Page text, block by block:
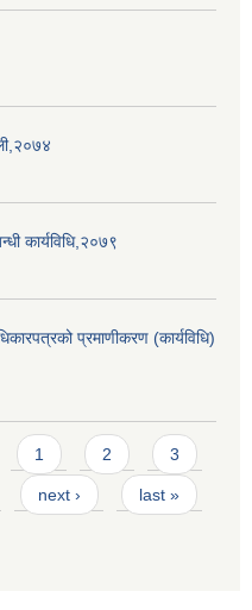
कार्यविधि,२०७९
प्रमाणीकरण (कार्यविधि)
1 2 3
next › last »